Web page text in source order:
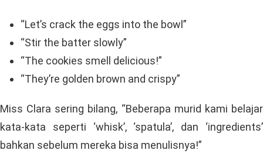
“Let’s crack the eggs into the bowl”
“Stir the batter slowly”
“The cookies smell delicious!”
“They’re golden brown and crispy”
Miss Clara sering bilang, “Beberapa murid kami belajar
kata-kata seperti ‘whisk’, ‘spatula’, dan ‘ingredients’
bahkan sebelum mereka bisa menulisnya!”